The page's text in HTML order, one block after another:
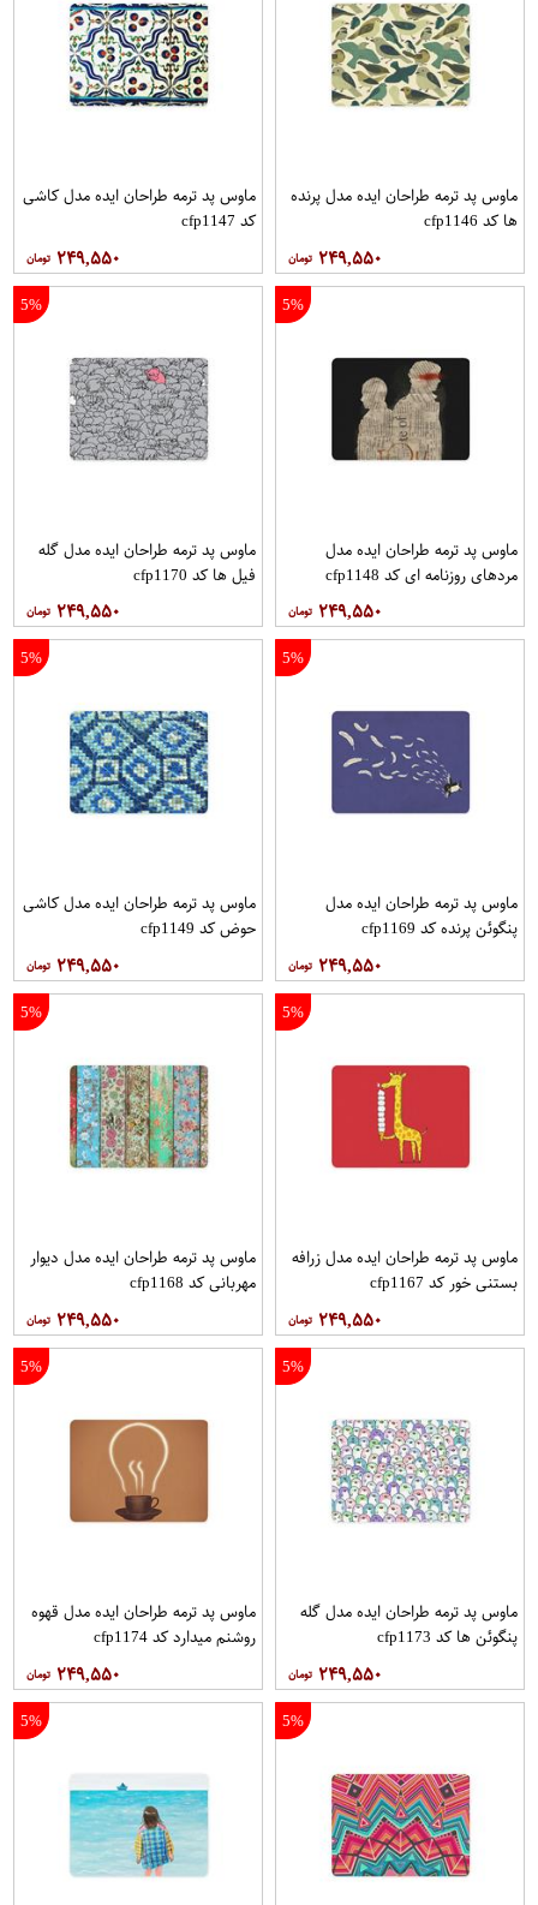
ماوس پد ترمه طراحان ایده مدل پرنده
ها کد cfp1146
۲۴۹,۵۵۰
ماوس پد ترمه طراحان ایده مدل کاشی
کد cfp1147
۲۴۹,۵۵۰
5%
ماوس پد ترمه طراحان ایده مدل
مردهای روزنامه ای کد cfp1148
۲۴۹,۵۵۰
5%
ماوس پد ترمه طراحان ایده مدل گله
فیل ها کد cfp1170
۲۴۹,۵۵۰
5%
ماوس پد ترمه طراحان ایده مدل
پنگوئن پرنده کد cfp1169
۲۴۹,۵۵۰
5%
ماوس پد ترمه طراحان ایده مدل کاشی
حوض کد cfp1149
۲۴۹,۵۵۰
5%
ماوس پد ترمه طراحان ایده مدل زرافه
بستنی خور کد cfp1167
۲۴۹,۵۵۰
5%
ماوس پد ترمه طراحان ایده مدل دیوار
مهربانی کد cfp1168
۲۴۹,۵۵۰
5%
ماوس پد ترمه طراحان ایده مدل گله
پنگوئن ها کد cfp1173
۲۴۹,۵۵۰
5%
ماوس پد ترمه طراحان ایده مدل قهوه
روشنم میدارد کد cfp1174
۲۴۹,۵۵۰
5%
5%